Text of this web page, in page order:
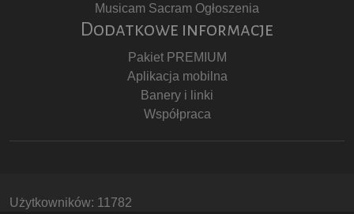
Musicam Sacram Ogłoszenia
Dodatkowe informacje
Pakiet PREMIUM
Aplikacja mobilna
Banery i linki
Współpraca
Użytkowników: 11782